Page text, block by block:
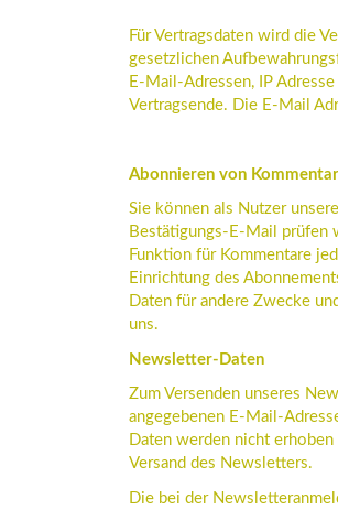
Für Vertragsdaten wird die
gesetzlichen
E-Mail-Adressen, IP
Vertragsende. Die E-Mail
Abonnieren von
Sie können als Nutzer
Bestätigungs-E-Mail prüfen
Funktion für Kommentare
Einrichtung des
Daten für andere Zwecke
uns.
Newsletter-Daten
Zum Versenden unseres
angegebenen E-Mail-
Daten werden nicht
Versand des Newsletters.
Die bei der